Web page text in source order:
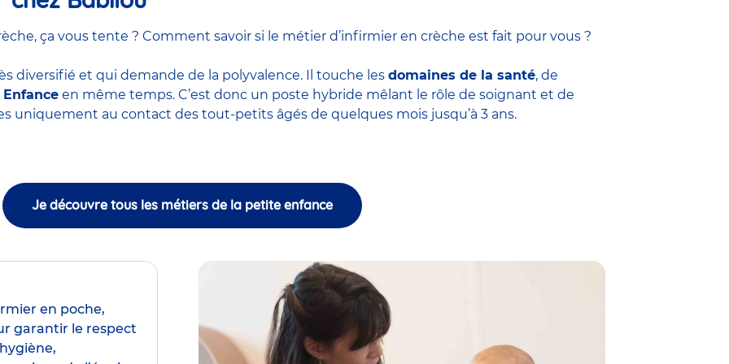
ça vous tente ? Comment savoir si le métier d’infirmier en crèche est fait pour vous ?
diversifié et qui demande de la polyvalence. Il touche les domaines de la santé, de
en même temps. C’est donc un poste hybride mêlant le rôle de soignant et de
uniquement au contact des tout-petits âgés de quelques mois jusqu’à 3 ans.
Je découvre tous les métiers de la petite enfance
en poche,
garantir le respect